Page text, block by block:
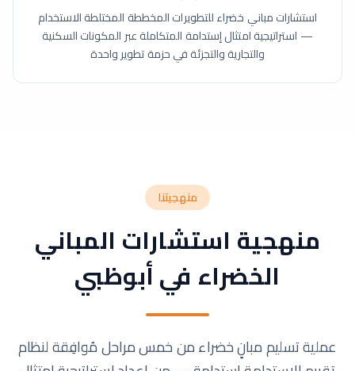
استشارات مباني خضراء للتطويرات المخططة المختلطة الاستخدام
— استراتيجية امتثال إستدامة المتكاملة عبر المكونات السكنية
والتجارية والتجزئة في حزمة تطوير واحدة
منهجيتنا
منهجية استشارات المباني
الخضراء في أبوظبي
عملية تسليم مبانٍ خضراء من خمس مراحل مُوافِقة لنظام